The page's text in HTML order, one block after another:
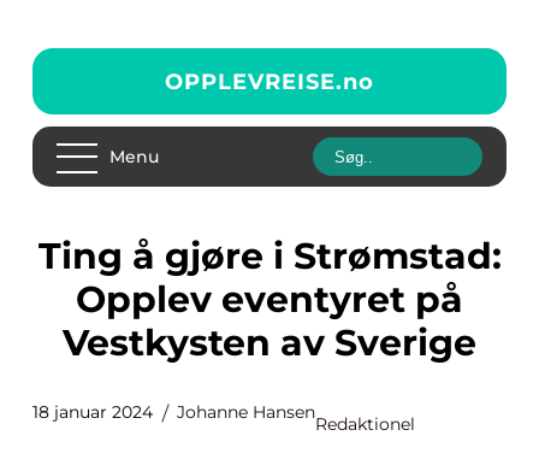
OPPLEVREISE.no
Menu
Ting å gjøre i Strømstad:
Opplev eventyret på
Vestkysten av Sverige
18 januar 2024 Johanne Hansen
Redaktionel